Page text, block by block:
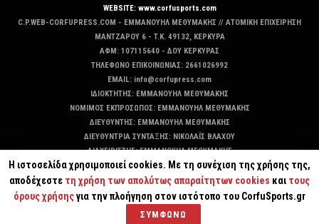
WEBSITE: www.corfusports.com
C.P.WEB-CORFUPRESS.COM - ΕΜΜΑΝΟΥΗΛ ΜΕΘΥΜΑΚΗΣ // ΑΤΟΜΙΚΗ ΕΠΙΧΕΙΡΗΣΗ
MANTZAΡΟΥ 6 - T.K. 49132, ΚΕΡΚΥΡΑ
ΑΦΜ: 107115640 - ΔΟΥ ΚΕΡΚΥΡΑΣ
ΤΗΛΕΦΩΝΟ ΕΠΙΚΟΙΝΩΝΙΑΣ: 2661026992
EMAIL: info@corfupress.com
ΙΔΙΟΚΤΗΤΗΣ: EMMANOYΗΛ ΜΕΘΥΜΑΚΗΣ
ΝΟΜΙΜΟΣ ΕΚΠΡΟΣΩΠΟΣ: EMMANOYΗΛ ΜΕΘΥΜΑΚΗΣ
ΔΙΕΥΘΥΝΤΗΣ: EMMANOYΗΛ ΜΕΘΥΜΑΚΗΣ
ΔΙΕΥΘΥΝΤΡΙΑ ΣΥΝΤΑΞΗΣ: ΝΙΚΟΛΑΪΣ ΒΛΑΧΟΥ
ΔΙΑΧΕΙΡΙΣΤΗΣ: EMMANOYΗΛ ΜΕΘΥΜΑΚΗΣ
ΔΙΚΑΙΟΥΧΟΣ DOMAIN: ΕΜΜΑΝΟΥΗΛ ΜΕΘΥΜΑΚΗΣ
Η ιστοσελίδα χρησιμοποιεί cookies. Με τη συνέχιση της χρήσης της,
αποδέχεστε τη χρήση των απολύτως απαραίτητων cookies και τους
όρους χρήσηςγια την πλοήγηση στον ιστότοπο του CorfuSports.gr
ΣΥΜΦΩΝΩ